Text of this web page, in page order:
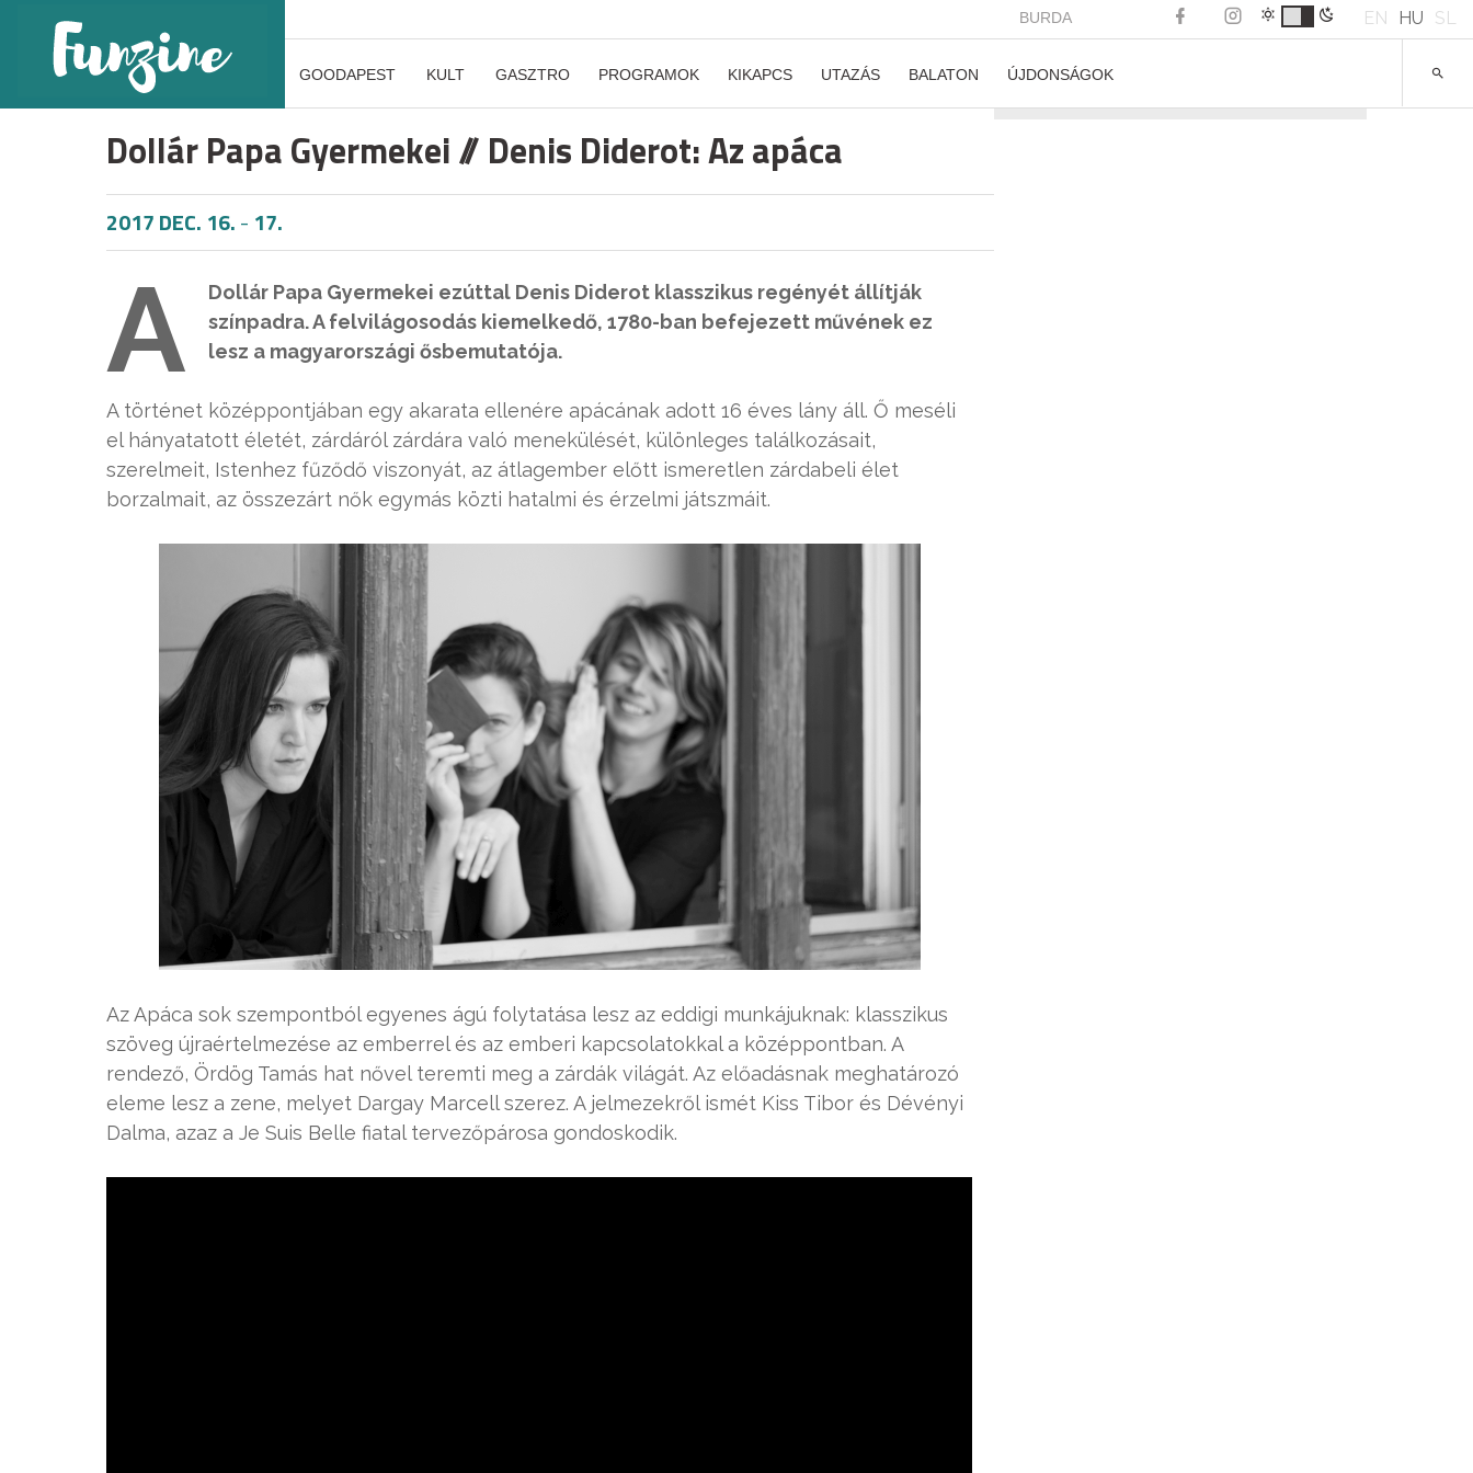
BURDA EN HU SL
GOODAPEST KULT GASZTRO PROGRAMOK KIKAPCS UTAZÁS BALATON ÚJDONSÁGOK
Dollár Papa Gyermekei // Denis Diderot: Az apáca
2017 DEC. 16.- 17.
A
Dollár Papa Gyermekei ezúttal Denis Diderot klasszikus regényét állítják
színpadra. A felvilágosodás kiemelkedő, 1780-ban befejezett művének ez
lesz a magyarországi ősbemutatója.
A történet középpontjában egy akarata ellenére apácának adott 16 éves lány áll. Ő meséli
el hányatatott életét, zárdáról zárdára való menekülését, különleges találkozásait,
szerelmeit, Istenhez fűződő viszonyát, az átlagember előtt ismeretlen zárdabeli élet
borzalmait, az összezárt nők egymás közti hatalmi és érzelmi játszmáit.
Az Apáca sok szempontból egyenes ágú folytatása lesz az eddigi munkájuknak: klasszikus
szöveg újraértelmezése az emberrel és az emberi kapcsolatokkal a középpontban. A
rendező, Ördög Tamás hat nővel teremti meg a zárdák világát. Az előadásnak meghatározó
eleme lesz a zene, melyet Dargay Marcell szerez. A jelmezekről ismét Kiss Tibor és Dévényi
Dalma, azaz a Je Suis Belle fiatal tervezőpárosa gondoskodik.